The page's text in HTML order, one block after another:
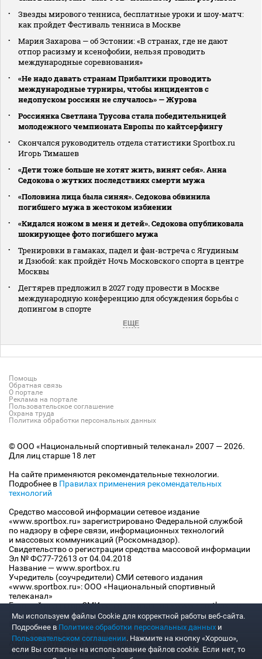
Звезды мирового тенниса, бесплатные уроки и шоу-матч:
как пройдет Фестиваль тенниса в Москве
Мария Захарова — об Эстонии: «В странах, где не дают
отпор расизму и ксенофобии, нельзя проводить
международные соревнования»
«Не надо давать странам Прибалтики проводить
международные турниры, чтобы инцидентов с
недопуском россиян не случалось» — Журова
Россиянка Светлана Трусова стала победительницей
молодежного чемпионата Европы по кайтсерфингу
Скончался руководитель отдела статистики Sportbox.ru
Игорь Тимашев
«Дети тоже больше не хотят жить, винят себя». Анна
Седокова о жутких последствиях смерти мужа
«Половина лица была синяя». Седокова обвинила
погибшего мужа в жестоком избиении
«Кидался ножом в меня и детей». Седокова опубликовала
шокирующее фото погибшего мужа
Тренировки в гамаках, падел и фан-встреча с Ягудиным
и Дзюбой: как пройдёт Ночь Московского спорта в центре
Москвы
Дегтярев предложил в 2027 году провести в Москве
международную конференцию для обсуждения борьбы с
допингом в спорте
ЕЩЕ
Помощь
Обратная связь
О портале
Реклама на портале
Пользовательское соглашение
Охрана труда
Политика обработки персональных данных
© ООО «Национальный спортивный телеканал» 2007 — 2026.
Для лиц старше 18 лет
На сайте применяются рекомендательные технологии.
Подробнее в Правилах применения рекомендательных
технологий
Средство массовой информации сетевое издание
«www.sportbox.ru» зарегистрировано Федеральной службой
по надзору в сфере связи, информационных технологий
и массовых коммуникаций (Роскомнадзор).
Свидетельство о регистрации средства массовой информации
Эл № ФС77-72613 от 04.04.2018
Название — www.sportbox.ru
Учредитель (соучредители) СМИ сетевого издания
«www.sportbox.ru»: ООО «Национальный спортивный
телеканал»
Главный редактор СМИ сетевого издания «www.sportbox.ru»:
Конов В.А.
Номер телефона редакции СМИ сетевого издания
«www.sportbox.ru»: +7 (495) 653 8419
Адрес электронной почты редакции СМИ сетевого издания
«www.sportbox.ru»: editor@sportbox.ru
Мы используем файлы Сookie для корректной работы веб-сайта.
Подробнее в Политике обработки персональных данных и
Пользовательском соглашении. Нажмите на кнопку «Хорошо»,
если Вы согласны на использование файлов cookie. Если нет, то